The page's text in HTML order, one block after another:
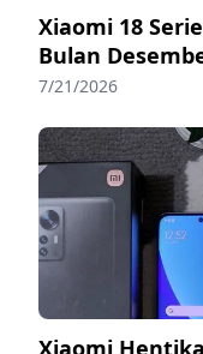
Xiaomi 18
Bulan
7/21/2026
Xiaomi